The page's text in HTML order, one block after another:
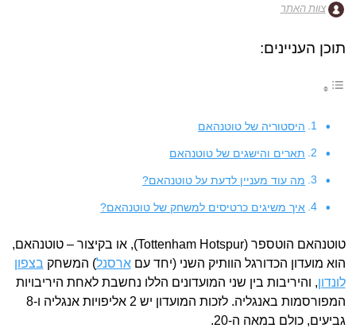
צוות האתר
תוכן העניינים:
היסטוריה של טוטנהאם
תארים והישגים של טוטנהאם
מה עוד מעניין לדעת על טוטנהאם?
איך משיגים כרטיסים למשחק של טוטנהאם?
טוטנהאם הוטספר (Tottenham Hotspur), או בקיצור – טוטנהאם,
הוא מועדון הכדורגל הוותיק השני (יחד עםארסנל) המשחק בצפון
לונדון, והיריבות בין שני המועדונים הללו נחשבת לאחת היריבויות
המפורסמות באנגליה. לזכות המועדון יש 2 אליפויות אנגליה ו-8
גביעים, כולם במאה ה-20.